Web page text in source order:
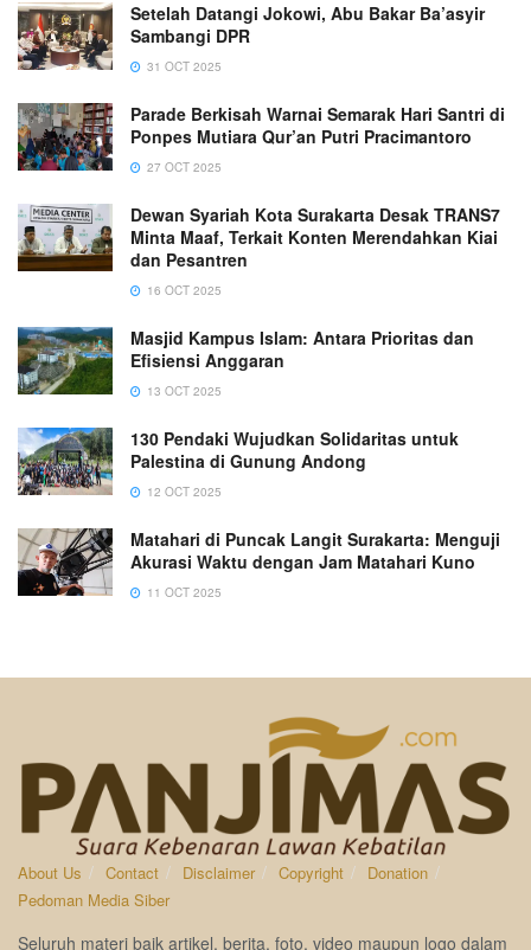
Setelah Datangi Jokowi, Abu Bakar Ba’asyir
Sambangi DPR
31 OCT 2025
Parade Berkisah Warnai Semarak Hari Santri di
Ponpes Mutiara Qur’an Putri Pracimantoro
27 OCT 2025
Dewan Syariah Kota Surakarta Desak TRANS7
Minta Maaf, Terkait Konten Merendahkan Kiai
dan Pesantren
16 OCT 2025
Masjid Kampus Islam: Antara Prioritas dan
Efisiensi Anggaran
13 OCT 2025
130 Pendaki Wujudkan Solidaritas untuk
Palestina di Gunung Andong
12 OCT 2025
Matahari di Puncak Langit Surakarta: Menguji
Akurasi Waktu dengan Jam Matahari Kuno
11 OCT 2025
About Us Contact Disclaimer Copyright
Donation
Pedoman Media Siber
Seluruh materi baik artikel, berita, foto, video maupun logo dalam